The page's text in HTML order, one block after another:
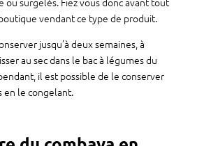
vendant ce type de produit.
jusqu’à deux semaines, à
au sec dans le bac à légumes du
il est possible de le conserver
en le congelant.